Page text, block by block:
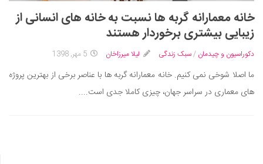
خانه معمارانه گربه ها نسبت به خانه های انسانی از
زیبایی بیشتری برخوردار هستند
دکوراسیون و چیدمان /سبک زندگی لیلا میرزاخان 5 مهر, 1398
ما اصلا شوخی نمی کنیم. خانه معمارانه گربه ها با عناصر برخی از بهترین پروژه
های معماری در سراسر جهان، چیزی کاملا جدی است....